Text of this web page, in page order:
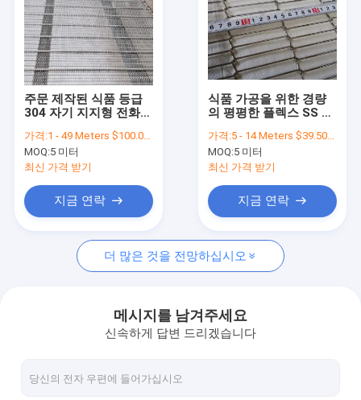
회사 소개
공장 투어
품질 관리
뉴스
모든 케이스
스테인레스 강 메시 벨트
고온 와이어 메쉬
식품 메시 벨트
주문 제작된 식품 등급
304 자기 지지형 전화선
속 체인 링크
가격:1 - 49 Meters $100.00， 50 - 99 Meters $95.00， >=100 Meters $90.00
MOQ:5 미터
최신 가격 받기
지금 연락
식품 가공을 위한 경량
의 평평한 플렉스 SS 쇠
가격:5 - 14 Meters $39.50， 15 - 29 Meters $36.50， 30 - 99 Meters $28.60， >=100 Meters $23.80
MOQ:5 미터
최신 가격 받기
지금 연락
더 많은 것을 전망하십시오
메시지를 남겨주세요
신속하게 답변 드리겠습니다